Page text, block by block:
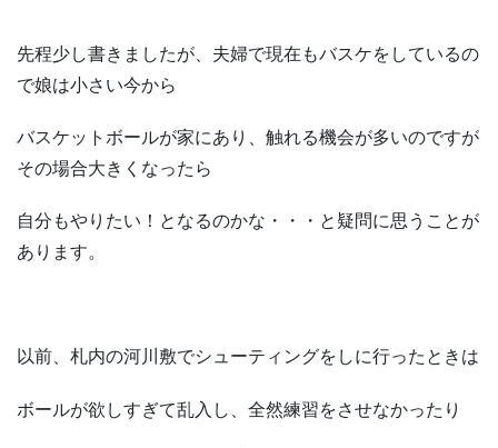
先程少し書きましたが、夫婦で現在もバスケをしているの
で娘は小さい今から
バスケットボールが家にあり、触れる機会が多いのですが
その場合大きくなったら
自分もやりたい！となるのかな・・・と疑問に思うことが
あります。
以前、札内の河川敷でシューティングをしに行ったときは
ボールが欲しすぎて乱入し、全然練習をさせなかったり